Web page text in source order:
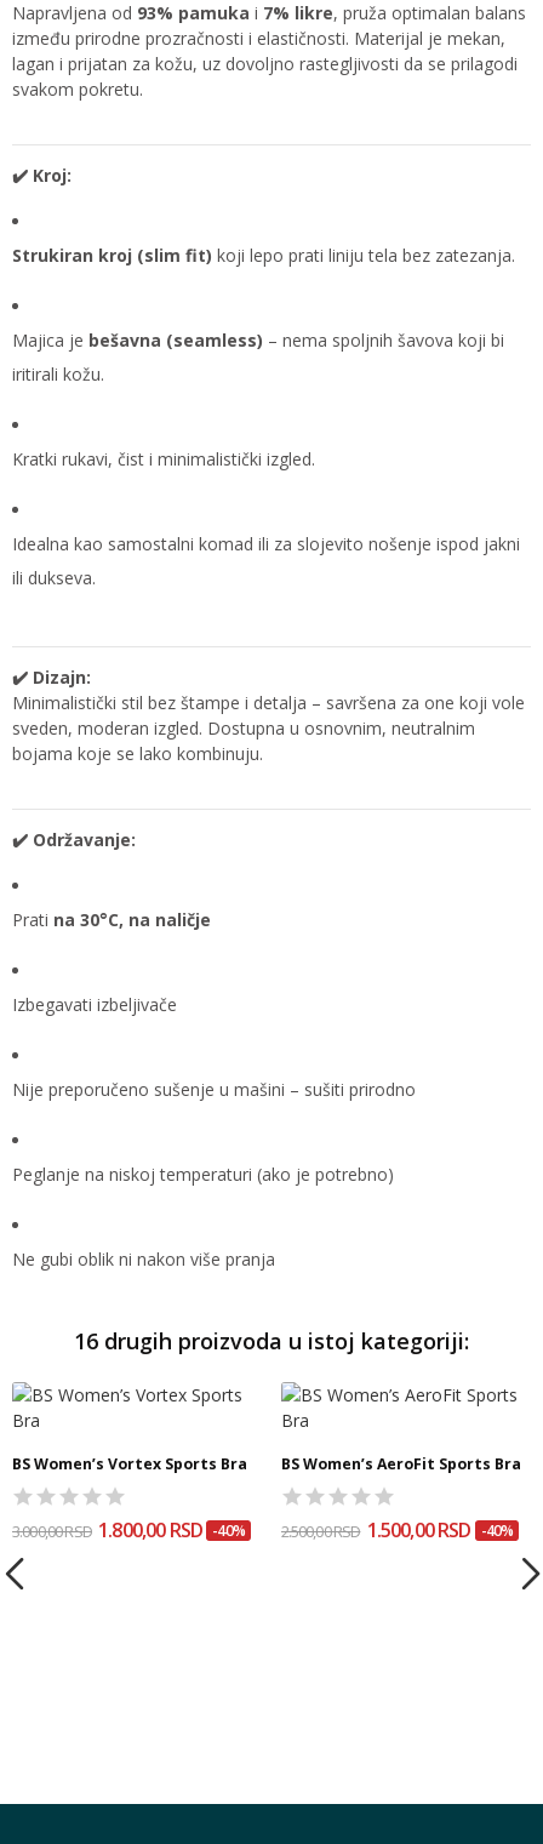
Naprav­ljena od 93% pamuka i 7% likre, pruža optimalan balans
između prirodne prozračnosti i elastičnosti. Materijal je mekan,
lagan i prijatan za kožu, uz dovoljno rastegljivosti da se prilagodi
svakom pokretu.
✔️ Kroj:
Strukiran kroj (slim fit) koji lepo prati liniju tela bez zatezanja.
Majica je bešavna (seamless) – nema spoljnih šavova koji bi
iritirali kožu.
Kratki rukavi, čist i minimalistički izgled.
Idealna kao samostalni komad ili za slojevito nošenje ispod jakni
ili dukseva.
✔️ Dizajn:
Minimalistički stil bez štampe i detalja – savršena za one koji vole
sveden, moderan izgled. Dostupna u osnovnim, neutralnim
bojama koje se lako kombinuju.
✔️ Održavanje:
Prati na 30°C, na naličje
Izbegavati izbeljivače
Nije preporučeno sušenje u mašini – sušiti prirodno
Peglanje na niskoj temperaturi (ako je potrebno)
Ne gubi oblik ni nakon više pranja
16 drugih proizvoda u istoj kategoriji:
BS Women’s Vortex Sports Bra
3.000,00 RSD 1.800,00 RSD -40%
BS Women’s AeroFit Sports Bra
2.500,00 RSD 1.500,00 RSD -40%